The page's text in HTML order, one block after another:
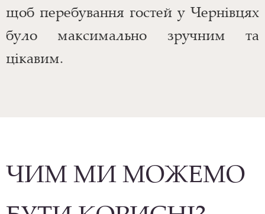
щоб перебування гостей у Чернівцях
було максимально зручним та
цікавим.
ЧИМ МИ МОЖЕМО